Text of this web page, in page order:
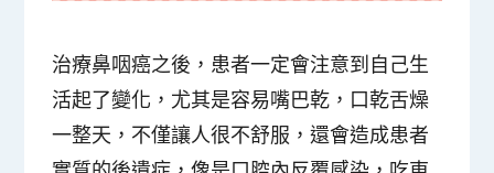
治療鼻咽癌之後，患者一定會注意到自己生
活起了變化，尤其是容易嘴巴乾，口乾舌燥
一整天，不僅讓人很不舒服，還會造成患者